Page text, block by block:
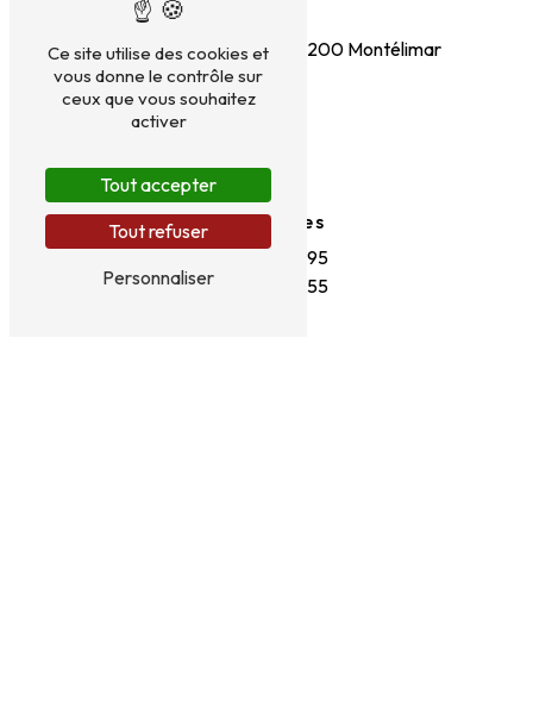
1 Rue de l'Abbe Moutier
26200 Montélimar
Téléphones
06 51 00 37 95
04 75 98 69 55
Ce site utilise des cookies et
vous donne le contrôle sur
ceux que vous souhaitez
activer
Tout accepter
Tout refuser
Personnaliser